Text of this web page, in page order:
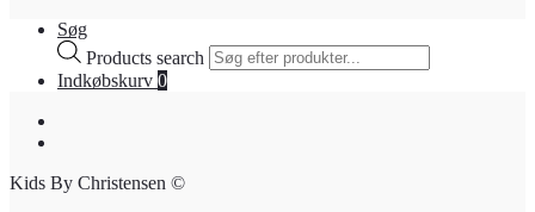
Søg
Products search
Indkøbskurv 0
Kids By Christensen ©